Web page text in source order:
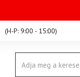
(H-P: 9:00 - 15:00)
Products
search